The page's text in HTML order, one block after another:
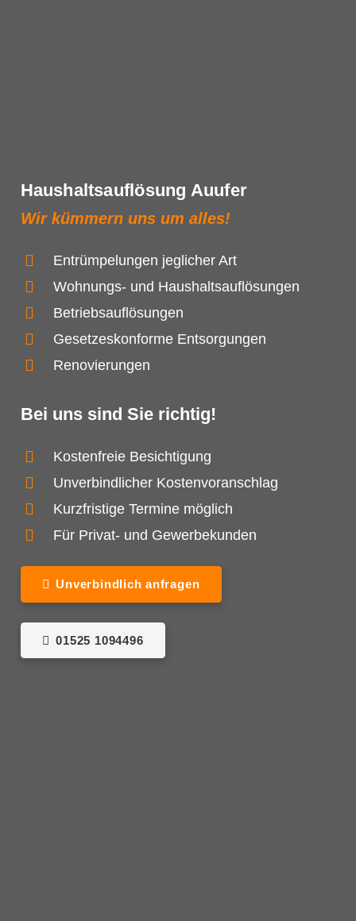
Haushaltsauflösung Auufer
Wir kümmern uns um alles!
Entrümpelungen jeglicher Art
Wohnungs- und Haushaltsauflösungen
Betriebsauflösungen
Gesetzeskonforme Entsorgungen
Renovierungen
Bei uns sind Sie richtig!
Kostenfreie Besichtigung
Unverbindlicher Kostenvoranschlag
Kurzfristige Termine möglich
Für Privat- und Gewerbekunden
Unverbindlich anfragen
01525 1094496